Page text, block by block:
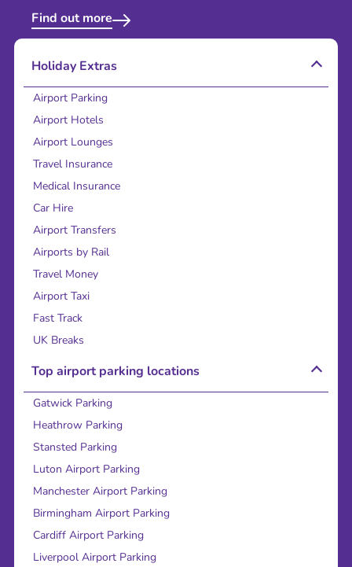
Find out more
Holiday Extras
Airport Parking
Airport Hotels
Airport Lounges
Travel Insurance
Medical Insurance
Car Hire
Airport Transfers
Airports by Rail
Travel Money
Airport Taxi
Fast Track
UK Breaks
Top airport parking locations
Gatwick Parking
Heathrow Parking
Stansted Parking
Luton Airport Parking
Manchester Airport Parking
Birmingham Airport Parking
Cardiff Airport Parking
Liverpool Airport Parking